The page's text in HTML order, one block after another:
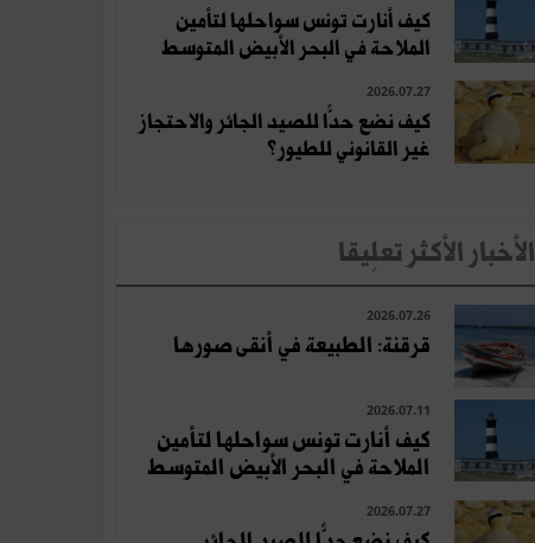
كيف أنارت تونس سواحلها لتأمين
الملاحة في البحر الأبيض المتوسط
2026.07.27
كيف نضع حدًّا للصيد الجائر والاحتجاز
غير القانوني للطيور؟
الأخبار الأكثر تعلِيقا
2026.07.26
قرقنة: الطبيعة في أنقى صورها
2026.07.11
كيف أنارت تونس سواحلها لتأمين
الملاحة في البحر الأبيض المتوسط
2026.07.27